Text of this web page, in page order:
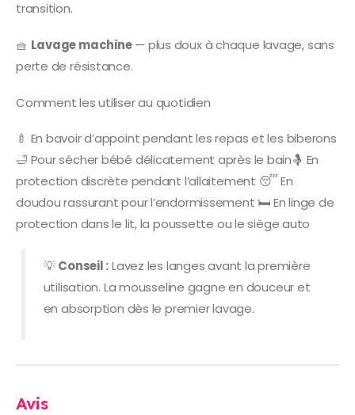
transition.
🧺 Lavage machine— plus doux à chaque lavage, sans
perte de résistance.
Comment les utiliser au quotidien
🍼 En bavoir d’appoint pendant les repas et les biberons
🛁 Pour sécher bébé délicatement après le bain🤱 En
protection discrète pendant l’allaitement 😴 En
doudou rassurant pour l’endormissement 🛏️ En linge de
protection dans le lit, la poussette ou le siège auto
💡Conseil :Lavez les langes avant la première
utilisation. La mousseline gagne en douceur et
en absorption dès le premier lavage.
Avis